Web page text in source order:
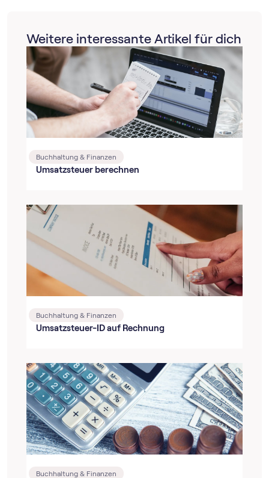
Weitere interessante Artikel für dich
Buchhaltung & Finanzen
Umsatzsteuer berechnen
Buchhaltung & Finanzen
Umsatzsteuer-ID auf Rechnung
Buchhaltung & Finanzen